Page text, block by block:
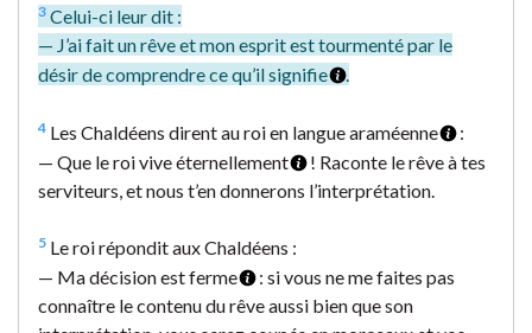
3 Celui-ci leur dit :
— J’ai fait un rêve et mon esprit est tourmenté par le
désir de comprendre ce qu’il signifie
.
4 Les Chaldéens dirent au roi en langue araméenne
:
— Que le roi vive éternellement
! Raconte le rêve à tes
serviteurs, et nous t’en donnerons l’interprétation.
5 Le roi répondit aux Chaldéens :
— Ma décision est ferme
: si vous ne me faites pas
connaître le contenu du rêve aussi bien que son